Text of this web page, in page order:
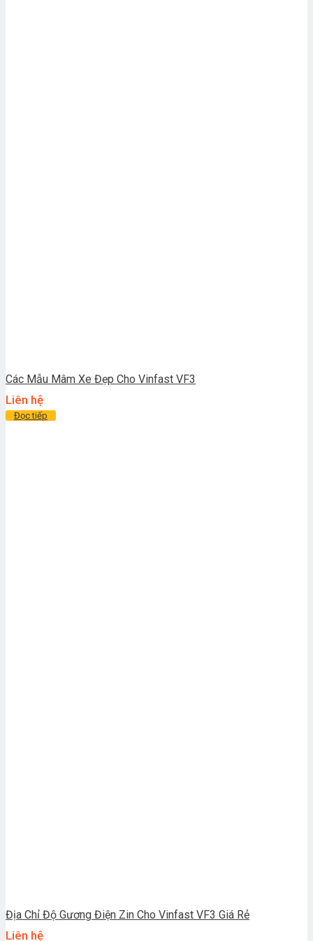
Các Mẫu Mâm Xe Đẹp Cho Vinfast VF3
Liên hệ
Đọc tiếp
Địa Chỉ Độ Gương Điện Zin Cho Vinfast VF3 Giá Rẻ
Liên hệ